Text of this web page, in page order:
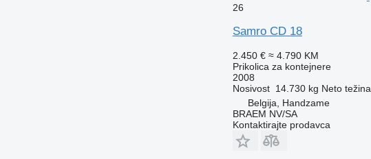
26
Samro CD 18
2.450 € ≈ 4.790 KM
Prikolica za kontejnere
2008
Nosivost 14.730 kg Neto težina
Belgija, Handzame
BRAEM NV/SA
Kontaktirajte prodavca